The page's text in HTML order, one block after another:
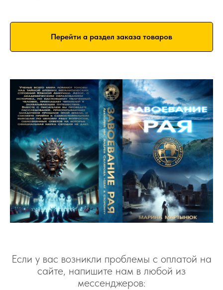
Перейти а раздел заказа товаров
Если у вас возникли проблемы с оплатой на
сайте, напишите нам в любой из
мессенджеров: